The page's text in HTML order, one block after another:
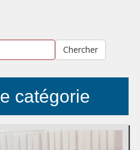
Chercher
catégorie